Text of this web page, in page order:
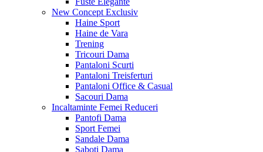
New Concept Exclusiv
Haine Sport
Haine de Vara
Trening
Tricouri Dama
Pantaloni Scurti
Pantaloni Treisferturi
Pantaloni Office & Casual
Sacouri Dama
Incaltaminte Femei Reduceri
Pantofi Dama
Sport Femei
Sandale Dama
Saboti Dama